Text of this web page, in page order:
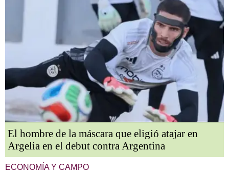
El hombre de la máscara que eligió atajar en
Argelia en el debut contra Argentina
ECONOMÍA Y CAMPO